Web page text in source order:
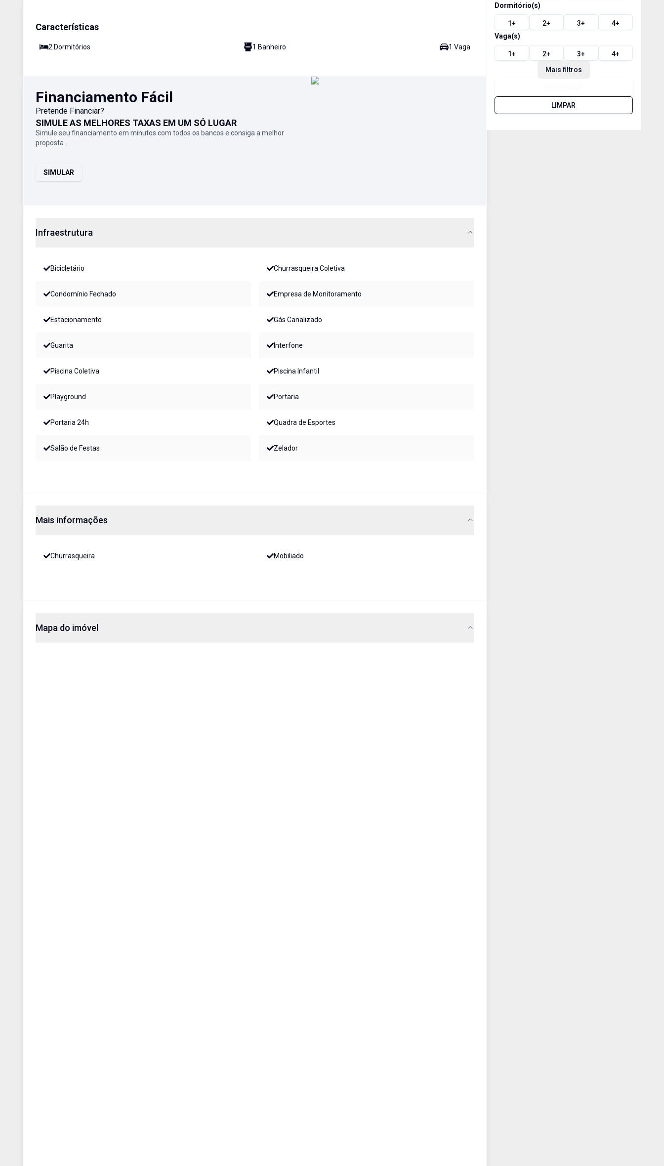
Características
2 Dormitórios 1 Banheiro 1 Vaga
Financiamento Fácil
Pretende Financiar?
SIMULE AS MELHORES TAXAS EM UM SÓ LUGAR
Simule seu financiamento em minutos com todos os bancos e consiga a melhor
proposta.
SIMULAR
Infraestrutura
Bicicletário Churrasqueira Coletiva
Condomínio Fechado Empresa de Monitoramento
Estacionamento Gás Canalizado
Guarita Interfone
Piscina Coletiva Piscina Infantil
Playground Portaria
Portaria 24h Quadra de Esportes
Salão de Festas Zelador
Mais informações
Churrasqueira Mobiliado
Mapa do imóvel
Dormitório(s)
1+ 2+ 3+ 4+
Vaga(s)
1+ 2+ 3+ 4+
Mais filtros
LIMPAR